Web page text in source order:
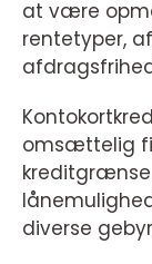
at være
rentetyper,
omsættelig
diverse